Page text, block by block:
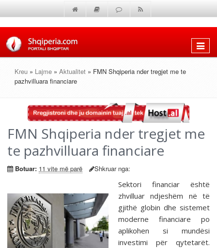
Shfaq
Kreu » Lajme » Aktualitet » FMN Shqiperia nder tregjet me te
pazhvilluara financiare
FMN Shqiperia nder tregjet me
te pazhvilluara financiare
Botuar: 11 vite më parë Shkruar nga:
Sektori financiar është
zhvilluar ndjeshëm në të
gjithë globin dhe sistemet
moderne financiare po
aplikohen si mundësi
investimi për qytetarët.